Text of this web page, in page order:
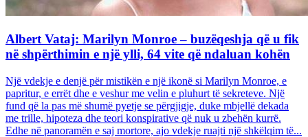
Albert Vataj: Marilyn Monroe – buzëqeshja që u fik
në shpërthimin e një ylli, 64 vite që ndaluan kohën
Një vdekje e denjë për mistikën e një ikonë si Marilyn Monroe, e
papritur, e errët dhe e veshur me velin e pluhurt të sekreteve. Një
fund që la pas më shumë pyetje se përgjigje, duke mbjellë dekada
me trille, hipoteza dhe teori konspirative që nuk u zbehën kurrë.
Edhe në panoramën e saj mortore, ajo vdekje ruajti një shkëlqim të...